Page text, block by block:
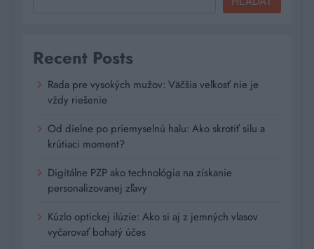
Recent Posts
Rada pre vysokých mužov: Väčšia veľkosť nie je
vždy riešenie
Od dielne po priemyselnú halu: Ako skrotiť silu a
krútiaci moment?
Digitálne PZP ako technológia na získanie
personalizovanej zľavy
Kúzlo optickej ilúzie: Ako si aj z jemných vlasov
vyčarovať bohatý účes